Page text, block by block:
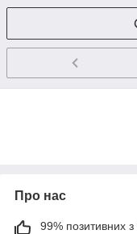
Про нас
99% позитивних з